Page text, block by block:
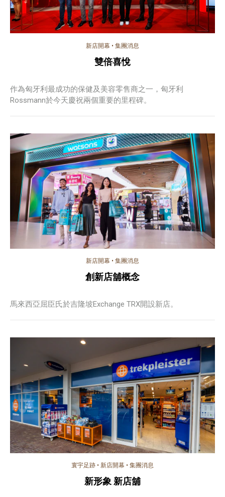
新店開幕 • 集團消息
雙倍喜悅
作為匈牙利最成功的保健及美容零售商之一，匈牙利
Rossmann於今天慶祝兩個重要的里程碑。
新店開幕 • 集團消息
創新店舖概念
馬來西亞屈臣氏於吉隆坡Exchange TRX開設新店。
寰宇足跡 • 新店開幕 • 集團消息
新形象 新店舖